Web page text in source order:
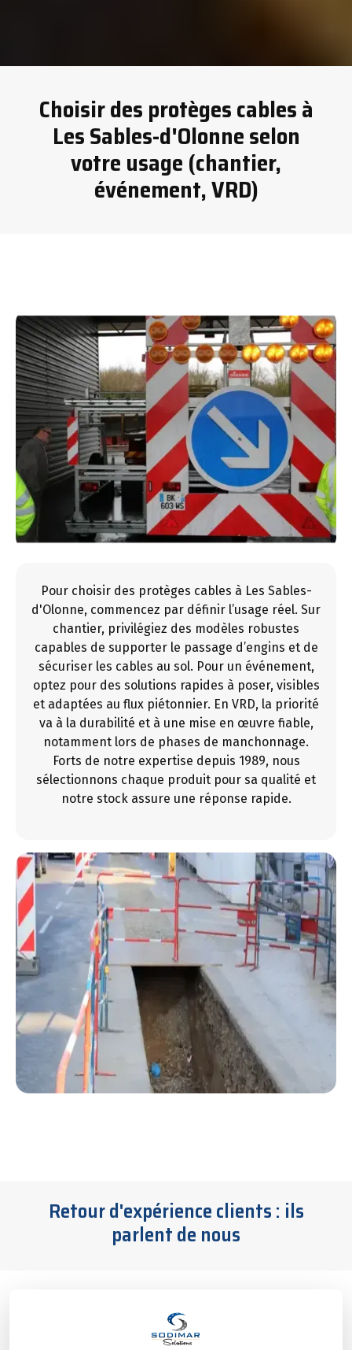
Choisir des protèges cables à
Les Sables-d'Olonne selon
votre usage (chantier,
événement, VRD)
Pour choisir des protèges cables à Les Sables-
d'Olonne, commencez par définir l’usage réel. Sur
chantier, privilégiez des modèles robustes
capables de supporter le passage d’engins et de
sécuriser les cables au sol. Pour un événement,
optez pour des solutions rapides à poser, visibles
et adaptées au flux piétonnier. En VRD, la priorité
va à la durabilité et à une mise en œuvre fiable,
notamment lors de phases de manchonnage.
Forts de notre expertise depuis 1989, nous
sélectionnons chaque produit pour sa qualité et
notre stock assure une réponse rapide.
Retour d'expérience clients : ils
parlent de nous